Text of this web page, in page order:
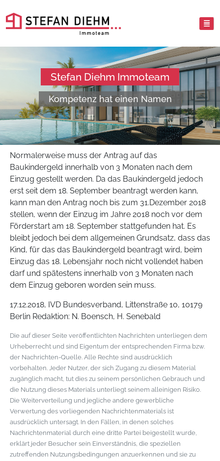
Stefan Diehm Immoteam
Kompetenz hat einen Namen
Normalerweise muss der Antrag auf das
Baukindergeld innerhalb von 3 Monaten nach dem
Einzug gestellt werden. Da das Baukindergeld jedoch
erst seit dem 18. September beantragt werden kann,
kann man den Antrag noch bis zum 31.Dezember 2018
stellen, wenn der Einzug im Jahre 2018 noch vor dem
Förderstart am 18. September stattgefunden hat. Es
bleibt jedoch bei dem allgemeinen Grundsatz, dass das
Kind, für das das Baukindergeld beantragt wird, beim
Einzug das 18. Lebensjahr noch nicht vollendet haben
darf und spätestens innerhalb von 3 Monaten nach
dem Einzug geboren worden sein muss.
17.12.2018, IVD Bundesverband, Littenstraße 10, 10179
Berlin Redaktion: N. Boensch, H. Senebald
Die auf dieser Seite veröffentlichten Nachrichten unterliegen dem
Urheberrecht und sind Eigentum der entsprechenden Firma bzw.
der Nachrichten-Quelle. Alle Rechte sind ausdrücklich
vorbehalten. Jeder Nutzer, der sich Zugang zu diesem Material
zugänglich macht, tut dies zu seinem persönlichen Gebrauch und
die Nutzung dieses Materials unterliegt seinem alleinigen Risiko.
Die Weiterverteilung und jegliche andere gewerbliche
Verwertung des vorliegenden Nachrichtenmaterials ist
ausdrücklich untersagt. In den Fällen, in denen solches
Nachrichtenmaterial durch eine dritte Partei beigestellt wurde,
erklärt jeder Besucher sein Einverständnis, die speziellen
zutreffenden Nutzungsbedingungen anzuerkennen und sie zu